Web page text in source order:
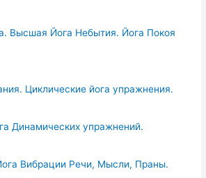
Высшая Йога Небытия. Йога Покоя
Циклические йога упражнения.
Динамических упражнений.
Вибрации Речи, Мысли, Праны.